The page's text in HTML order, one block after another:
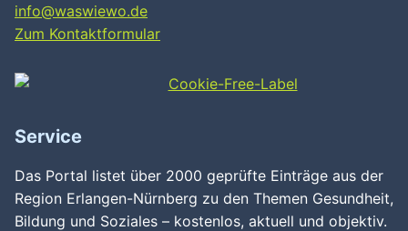
info@waswiewo.de
Zum Kontaktformular
Service
Das Portal listet über 2000 geprüfte Einträge aus der
Region Erlangen-Nürnberg zu den Themen Gesundheit,
Bildung und Soziales – kostenlos, aktuell und objektiv.